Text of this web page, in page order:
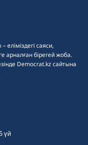
саяси,
арналған бірегей жоба.
Democrat.kz сайтына
үй